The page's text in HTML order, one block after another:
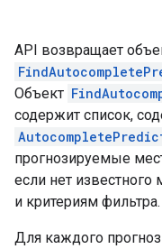
API возвращает
Объект
содержит список,
прогнозируемые
если нет известного
и критериям фильтра.
Для каждого